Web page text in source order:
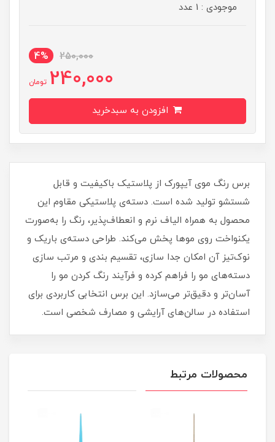
موجودی : 1 عدد
250,000
4%
240,000 تومان
برس رنگ موی آیپورک از پلاستیک باکیفیت و قابل
شستشو تولید شده است. دسته‌ی پلاستیکی مقاوم این
محصول به همراه الیاف نرم و انعطاف‌پذیر، رنگ را به‌صورت
یکنواخت روی موها پخش می‌کند. طراحی دسته‌ی باریک و
نوک‌تیز آن امکان جدا سازی، تقسیم‌ بندی و مرتب‌ سازی
دسته‌های مو را فراهم کرده و فرآیند رنگ کردن مو را
آسان‌تر و دقیق‌تر می‌سازد. این برس انتخابی کاربردی برای
استفاده در سالن‌های آرایشی و مصارف شخصی است.
محصولات مرتبط